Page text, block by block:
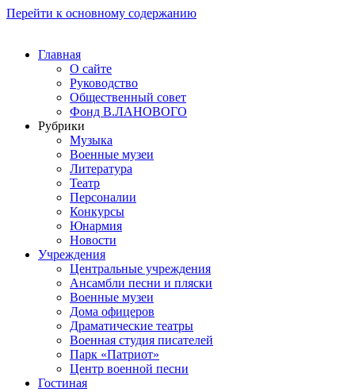
Перейти к основному содержанию
Главная
О сайте
Руководство
Общественный совет
Фонд В.ЛАНОВОГО
Рубрики
Музыка
Военные музеи
Литература
Театр
Персоналии
Конкурсы
Юнармия
Новости
Учреждения
Центральные учреждения
Ансамбли песни и пляски
Военные музеи
Дома офицеров
Драматические театры
Военная студия писателей
Парк «Патриот»
Центр военной песни
Гостиная